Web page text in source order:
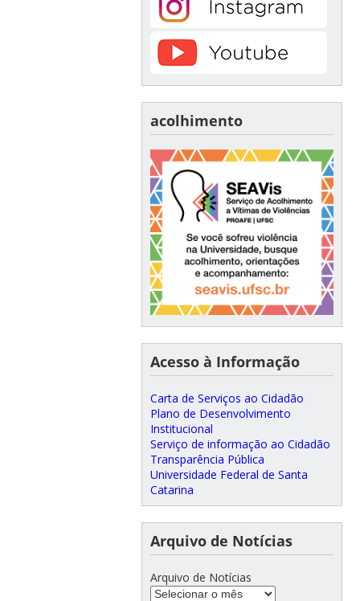
acolhimento
Acesso à Informação
Carta de Serviços ao Cidadão
Plano de Desenvolvimento
Institucional
Serviço de informação ao Cidadão
Transparência Pública
Universidade Federal de Santa
Catarina
Arquivo de Notícias
Arquivo de Notícias